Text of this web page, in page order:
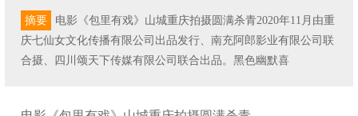
摘要
电影《包里有戏》山城重庆拍摄圆满杀青2020年11月由重
庆七仙女文化传播有限公司出品发行、南充阿郎影业有限公司联
合摄、四川颂天下传媒有限公司联合出品。黑色幽默喜